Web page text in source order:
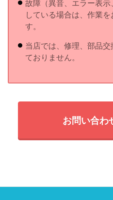
故障（異音、エラー表示
している場合は、作業
す。
当店では、修理、部品
ておりません。
お問い合わ